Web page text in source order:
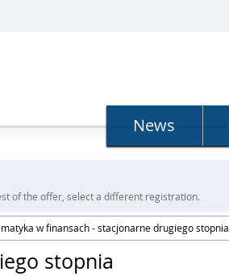
News
of the offer, select a different registration.
w finansach - stacjonarne drugiego stopnia
stopnia